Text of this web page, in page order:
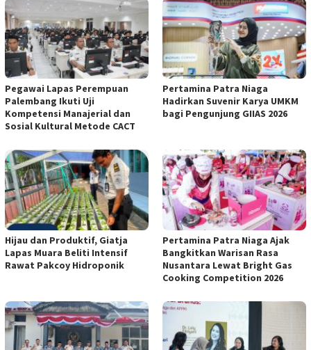
Pegawai Lapas Perempuan
Palembang Ikuti Uji
Kompetensi Manajerial dan
Sosial Kultural Metode CACT
Pertamina Patra Niaga
Hadirkan Suvenir Karya UMKM
bagi Pengunjung GIIAS 2026
Hijau dan Produktif, Giatja
Lapas Muara Beliti Intensif
Rawat Pakcoy Hidroponik
Pertamina Patra Niaga Ajak
Bangkitkan Warisan Rasa
Nusantara Lewat Bright Gas
Cooking Competition 2026